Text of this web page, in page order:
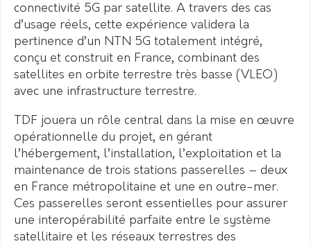
connectivité 5G par satellite. A travers des cas
d’usage réels, cette expérience validera la
pertinence d’un NTN 5G totalement intégré,
conçu et construit en France, combinant des
satellites en orbite terrestre très basse (VLEO)
avec une infrastructure terrestre.
TDF jouera un rôle central dans la mise en œuvre
opérationnelle du projet, en gérant
l’hébergement, l’installation, l’exploitation et la
maintenance de trois stations passerelles – deux
en France métropolitaine et une en outre-mer.
Ces passerelles seront essentielles pour assurer
une interopérabilité parfaite entre le système
satellitaire et les réseaux terrestres des